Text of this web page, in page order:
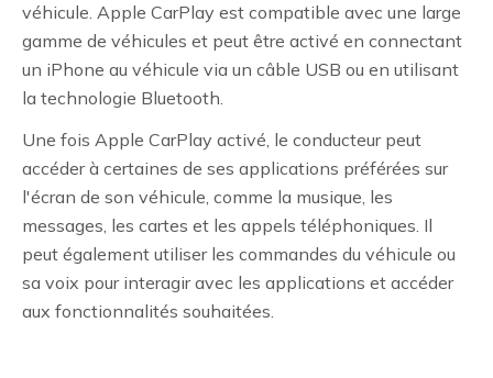
véhicule. Apple CarPlay est compatible avec une large
gamme de véhicules et peut être activé en connectant
un iPhone au véhicule via un câble USB ou en utilisant
la technologie Bluetooth.
Une fois Apple CarPlay activé, le conducteur peut
accéder à certaines de ses applications préférées sur
l'écran de son véhicule, comme la musique, les
messages, les cartes et les appels téléphoniques. Il
peut également utiliser les commandes du véhicule ou
sa voix pour interagir avec les applications et accéder
aux fonctionnalités souhaitées.